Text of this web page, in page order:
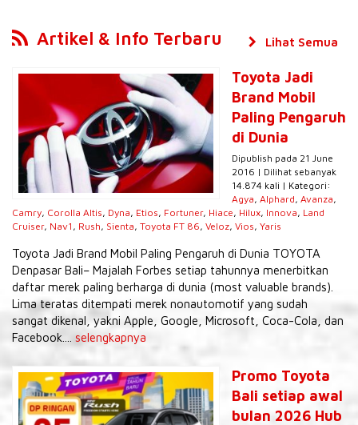
Artikel & Info Terbaru
Toyota Jadi
Brand Mobil
Paling Pengaruh
di Dunia
Dipublish pada 21 June
2016 | Dilihat sebanyak
14.874 kali | Kategori:
Agya, Alphard, Avanza,
Camry, Corolla Altis, Dyna, Etios, Fortuner, Hiace, Hilux, Innova, Land
Cruiser, Nav1 , Rush, Sienta, Toyota FT 86, Veloz, Vios, Yaris
Toyota Jadi Brand Mobil Paling Pengaruh di Dunia TOYOTA
Denpasar Bali– Majalah Forbes setiap tahunnya menerbitkan
daftar merek paling berharga di dunia (most valuable brands).
Lima teratas ditempati merek nonautomotif yang sudah
sangat dikenal, yakni Apple, Google, Microsoft, Coca-Cola, dan
Facebook.... selengkapnya
Promo Toyota
Bali setiap awal
bulan 2026 Hub
Lihat Semua